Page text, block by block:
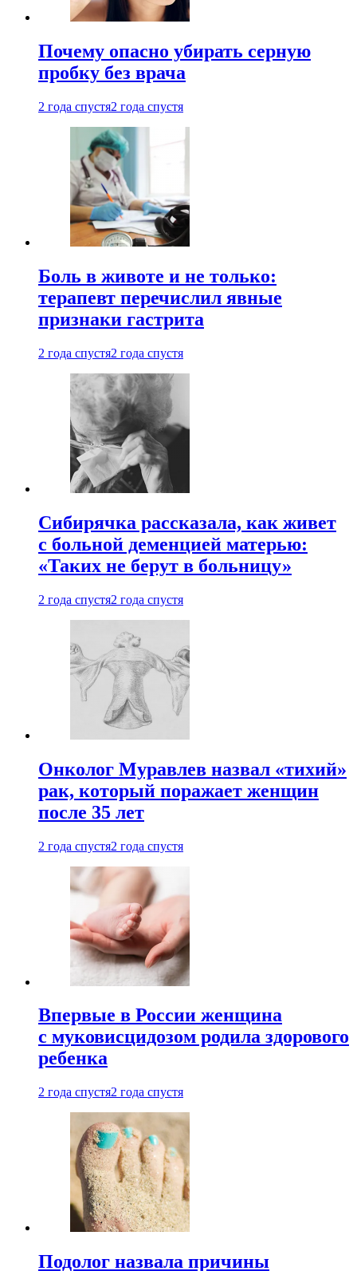
Почему опасно убирать серную
пробку без врача
2 года спустя2 года спустя
Боль в животе и не только:
терапевт перечислил явные
признаки гастрита
2 года спустя2 года спустя
Сибирячка рассказала, как живет
с больной деменцией матерью:
«Таких не берут в больницу»
2 года спустя2 года спустя
Онколог Муравлев назвал «тихий»
рак, который поражает женщин
после 35 лет
2 года спустя2 года спустя
Впервые в России женщина
с муковисцидозом родила здорового
ребенка
2 года спустя2 года спустя
Подолог назвала причины